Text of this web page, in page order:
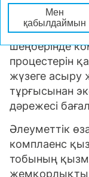
Компанияның
2020 жыл
шеңберінде
процестерін
жүзеге асыру
тұрғысынан
дәрежесі
Әлеуметтік
комплаенс
тобының
Мен
қабылдаймын